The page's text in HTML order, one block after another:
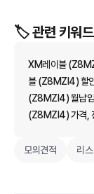
🏷️ 관련 키워드
XM레이블
블 (Z8MZI4) 할
(Z8MZI4) 월납
(Z8MZI4) 가격,
모의견적 리스